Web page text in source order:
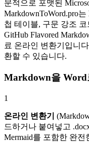
문적으로 포맷된
MarkdownToWord.pro는
첩 테이블, 구문 강조
GitHub Flavored
료 온라인 변환기입니
환할 수 있습니다.
Markdown을 Word
1
온라인 변환기
드하거나 붙여넣고
Mermaid를 포함한 완